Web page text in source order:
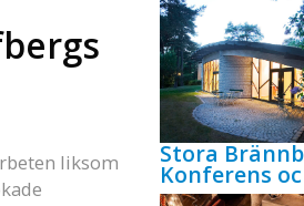
liksom
Stora
Konferens